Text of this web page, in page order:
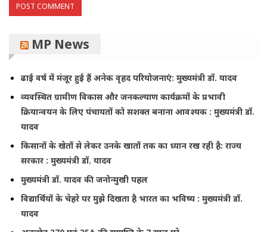
MP News
ढाई वर्ष में मंजूर हुई हैं अनेक वृहद परियोजनाएं: मुख्यमंत्री डॉ. यादव
व्यवस्थित ग्रामीण विकास और जनकल्याण कार्यक्रमों के प्रभावी
क्रियान्वयन के लिए पंचायतों को सशक्त बनाना आवश्यक : मुख्यमंत्री डॉ.
यादव
किसानों के खेतों से लेकर उनके खातों तक का ध्यान रख रही है: राज्य
सरकार : मुख्यमंत्री डॉ. यादव
मुख्यमंत्री डॉ. यादव की जनोन्मुखी पहल
विद्यार्थियों के चेहरे पर मुझे दिखता है भारत का भविष्य : मुख्यमंत्री डॉ.
यादव